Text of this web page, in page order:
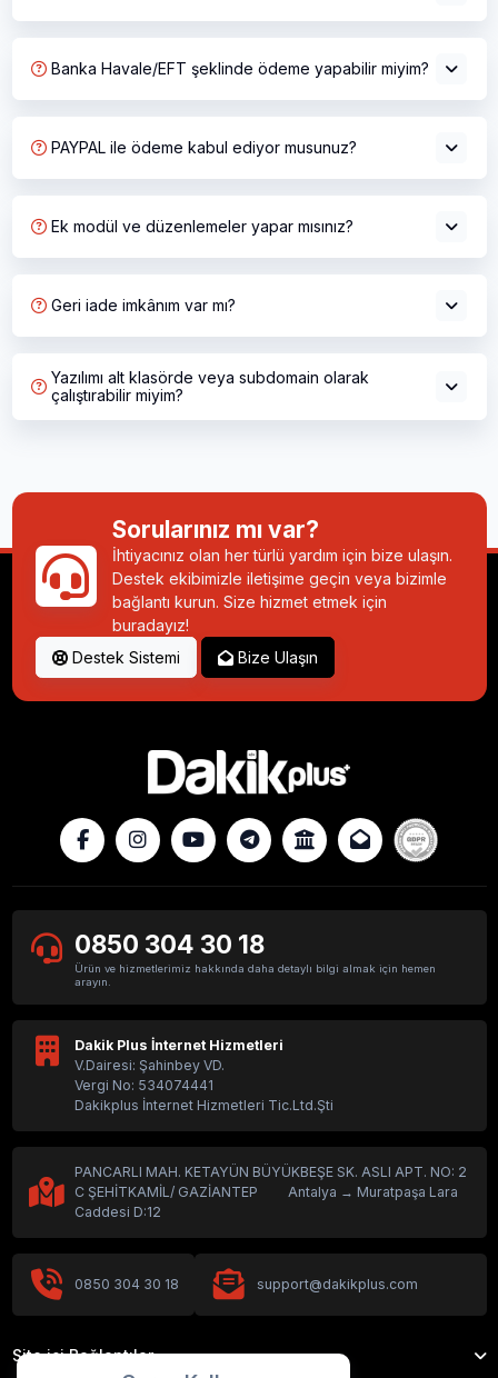
Banka Havale/EFT şeklinde ödeme yapabilir miyim?
PAYPAL ile ödeme kabul ediyor musunuz?
Ek modül ve düzenlemeler yapar mısınız?
Geri iade imkânım var mı?
Yazılımı alt klasörde veya subdomain olarak
çalıştırabilir miyim?
Sorularınız mı var?
İhtiyacınız olan her türlü yardım için bize ulaşın.
Destek ekibimizle iletişime geçin veya bizimle
bağlantı kurun. Size hizmet etmek için
buradayız!
Destek Sistemi
Bize Ulaşın
0850 304 30 18
Ürün ve hizmetlerimiz hakkında daha detaylı bilgi almak için hemen
arayın.
Dakik Plus İnternet Hizmetleri
V.Dairesi: Şahinbey VD.
Vergi No: 534074441
Dakikplus İnternet Hizmetleri Tic.Ltd.Şti
PANCARLI MAH. KETAYÜN BÜYÜKBEŞE SK. ASLI APT. NO: 2
C ŞEHİTKAMİL/ GAZİANTEP Antalya → Muratpaşa Lara
Caddesi D:12
0850 304 30 18 support@dakikplus.com
Site içi Bağlantılar